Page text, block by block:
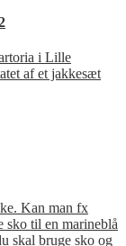
i Lille
af et jakkesæt
Kan man fx
sko til en marineblå
skal bruge sko og